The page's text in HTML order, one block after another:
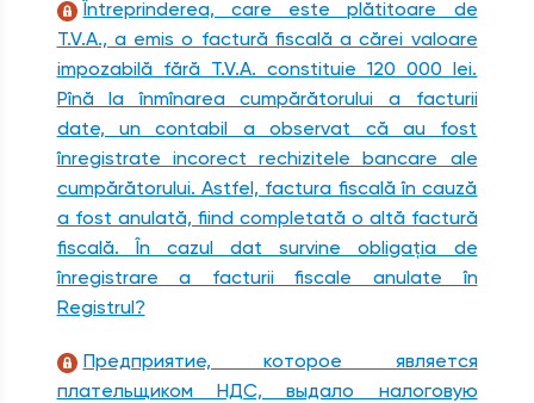
Întreprinderea, care este plătitoare de
T.V.A., a emis o factură fiscală a cărei valoare
impozabilă fără T.V.A. constituie 120 000 lei.
Pînă la înmînarea cumpărătorului a facturii
date, un contabil a observat că au fost
înregistrate incorect rechizitele bancare ale
cumpărătorului. Astfel, factura fiscală în cauză
a fost anulată, fiind completată o altă factură
fiscală. În cazul dat survine obligaţia de
înregistrare a facturii fiscale anulate în
Registrul?
Предприятие, которое является
плательщиком НДС, выдало налоговую